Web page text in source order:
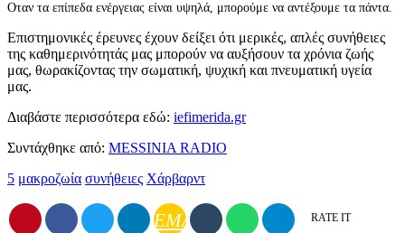
Οταν τα επίπεδα ενέργειας είναι υψηλά, μπορούμε να αντέξουμε τα πάντα.
Επιστημονικές έρευνες έχουν δείξει ότι μερικές, απλές συνήθειες
της καθημερινότητάς μας μπορούν να αυξήσουν τα χρόνια ζωής
μας, θωρακίζοντας την σωματική, ψυχική και πνευματική υγεία
μας.
Διαβάστε περισσότερα εδώ: iefimerida.gr
Συντάχθηκε από: MESSINIA RADIO
5 μακροζωία συνήθειες Χάρβαρντ
EMAIL RATE IT